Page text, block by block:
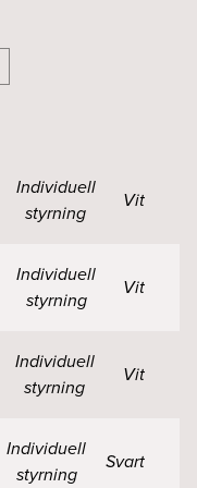
Individuell
styrning
Vit
Individuell
styrning
Vit
Individuell
styrning
Vit
Individuell
styrning
Svart